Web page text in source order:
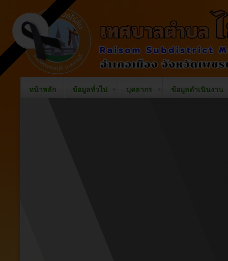
หน้าหลัก ข้อมูลทั่วไป บุคลากร ข้อมูลดำเนินงาน